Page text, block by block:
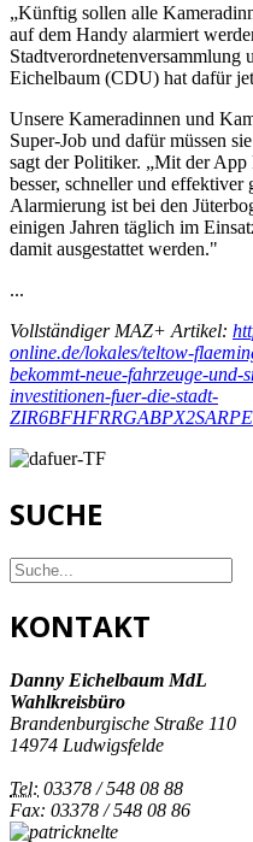
„Künftig sollen alle
auf dem Handy alarmiert
Stadtverordnetenversammlung
Eichelbaum (CDU) hat dafür
Unsere Kameradinnen und
Super-Job und dafür müssen
sagt der Politiker. „Mit der
besser, schneller und
Alarmierung ist bei den
einigen Jahren täglich im
damit ausgestattet werden."
...
Vollständiger MAZ+ Artikel:
online.de/lokales/teltow-
bekommt-neue-fahrzeuge-
investitionen-fuer-die-stadt-
SUCHE
KONTAKT
Danny Eichelbaum MdL
Wahlkreisbüro
Brandenburgische Straße 110
14974 Ludwigsfelde
Tel: 03378 / 548 08 88
Fax: 03378 / 548 08 86